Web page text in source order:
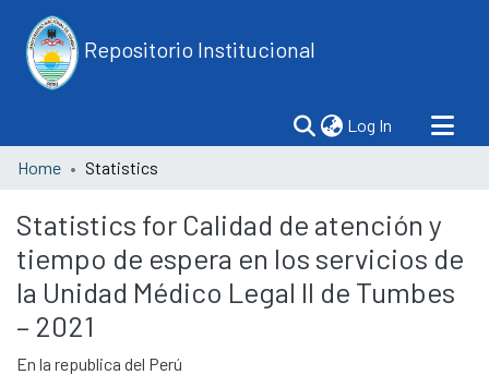
Repositorio Institucional
Log In (current)
Home Statistics
Statistics for Calidad de atención y
tiempo de espera en los servicios de
la Unidad Médico Legal II de Tumbes
– 2021
En la republica del Perú